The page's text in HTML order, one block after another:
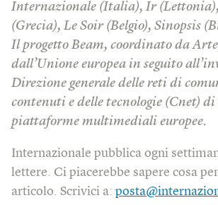
Internazionale (Italia), Ir
(Grecia), Le Soir (Belgio), Sinopsis
Il progetto Beam, coordinato da
dall’Unione europea in seguito
Direzione generale delle reti di
contenuti e delle tecnologie (Cnet) di
piattaforme multimediali europee.
Internazionale pubblica ogni
lettere. Ci piacerebbe sapere cosa
articolo. Scrivici a: